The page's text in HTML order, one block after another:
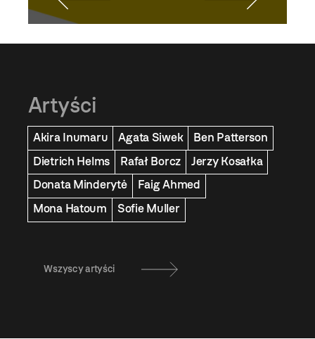
Artyści
Akira Inumaru Agata Siwek
Ben Patterson
Dietrich Helms
Rafał Borcz
Jerzy Kosałka
Donata Minderytė
Faig Ahmed
Mona Hatoum
Sofie Muller
Wszyscy artyści